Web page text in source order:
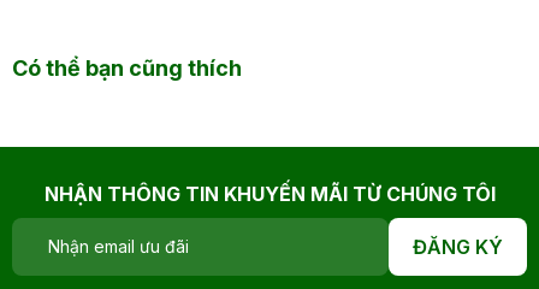
Có thể bạn cũng thích
NHẬN THÔNG TIN KHUYẾN MÃI TỪ CHÚNG TÔI
ĐĂNG KÝ